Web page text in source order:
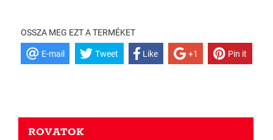
OSSZA MEG EZT A TERMÉKET
E-mail Tweet Like +1 Pin it
ROVATOK